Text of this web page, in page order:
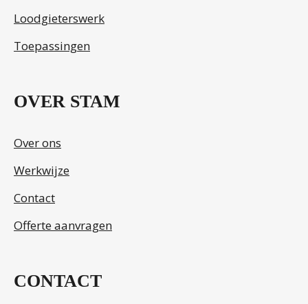
Loodgieterswerk
Toepassingen
OVER STAM
Over ons
Werkwijze
Contact
Offerte aanvragen
CONTACT